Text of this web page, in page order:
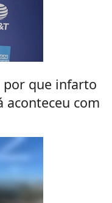
por que infarto
aconteceu com